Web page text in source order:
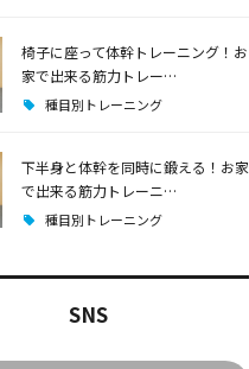
椅子に座って体幹トレーニング！お
家で出来る筋力トレー…
種目別トレーニング
下半身と体幹を同時に鍛える！お家
で出来る筋力トレーニ…
種目別トレーニング
SNS